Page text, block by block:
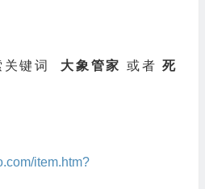
关键词 大象管家 或者 死
item.htm?